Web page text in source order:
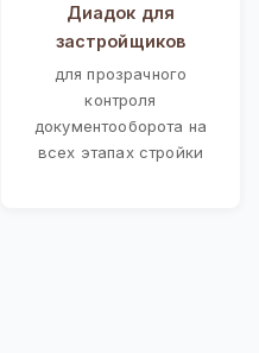
Диадок для
застройщиков
для прозрачного
контроля
документооборота на
всех этапах стройки